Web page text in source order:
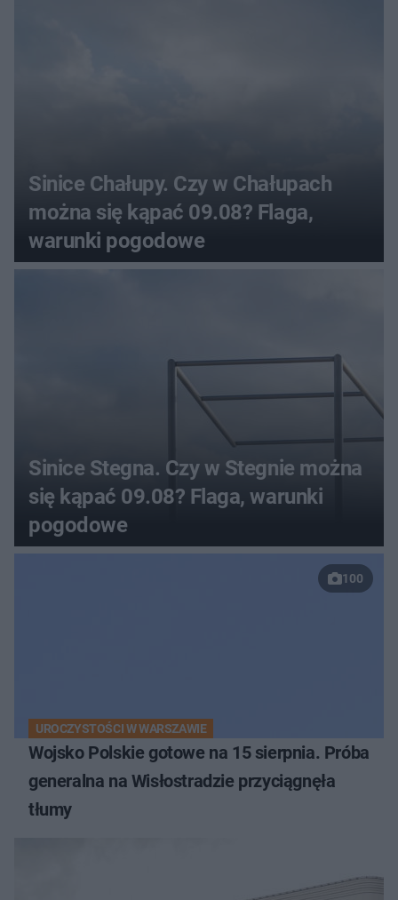
Sinice Chałupy. Czy w Chałupach
można się kąpać 09.08? Flaga,
warunki pogodowe
Sinice Stegna. Czy w Stegnie można
się kąpać 09.08? Flaga, warunki
pogodowe
100
UROCZYSTOŚCI W WARSZAWIE
Wojsko Polskie gotowe na 15 sierpnia. Próba
generalna na Wisłostradzie przyciągnęła
tłumy